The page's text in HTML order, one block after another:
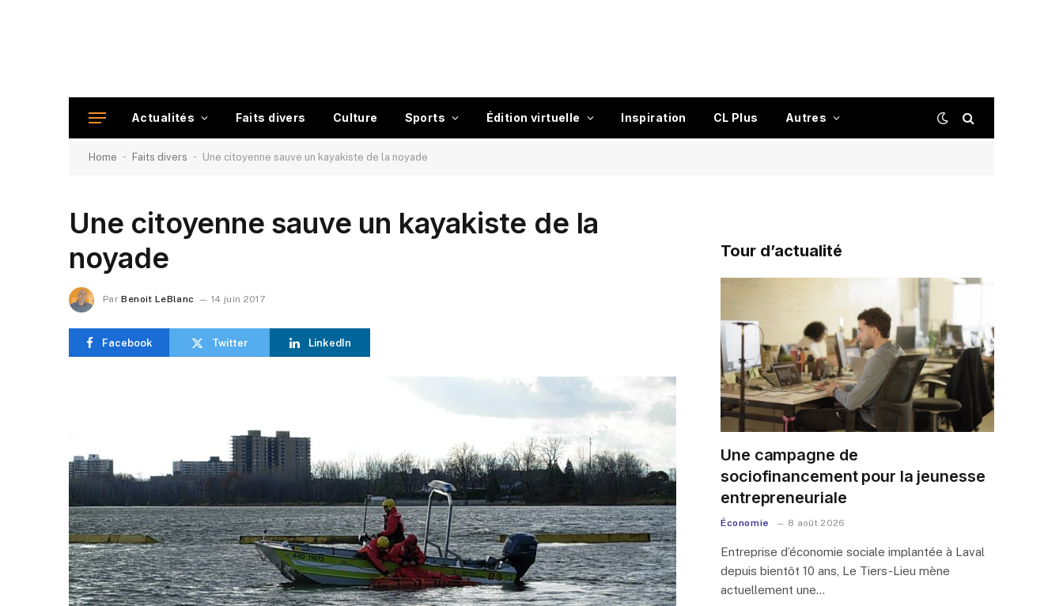
Actualités Faits divers Culture Sports Édition virtuelle Inspiration CL Plus Autres
Home - Faits divers - Une citoyenne sauve un kayakiste de la noyade
Une citoyenne sauve un kayakiste de la
noyade
Par Benoit LeBlanc 14 juin 2017
Facebook Twitter LinkedIn
Tour d’actualité
Une campagne de
sociofinancement pour la jeunesse
entrepreneuriale
Économie 8 août 2026
Entreprise d’économie sociale implantée à Laval
depuis bientôt 10 ans, Le Tiers-Lieu mène
actuellement une…